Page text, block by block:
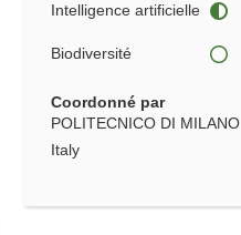
Intelligence artificielle
Biodiversité
Coordonné par
POLITECNICO DI MILANO
Italy